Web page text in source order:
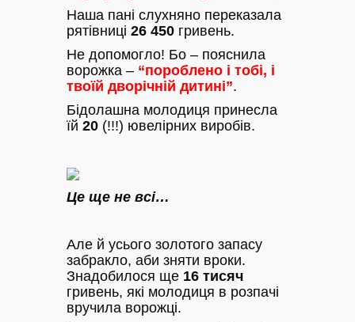
Наша пані слухняно переказала
рятівниці 26 450 гривень.
Не допомогло! Бо – пояснила
ворожка – “пороблено і тобі, і
твоїй дворічній дитині”.
Бідолашна молодиця принесла
їй 20 (!!!) ювелірних виробів.
Це ще не всі…
Але й усього золотого запасу
забракло, аби зняти вроки.
Знадобилося ще 16 тисяч
гривень, які молодиця в розпачі
вручила ворожці.